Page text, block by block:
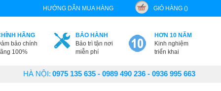
HƯỚNG DẪN MUA HÀNG GIỎ HÀNG ()
HÃNG
bảo chính
100%
BẢO HÀNH
Bảo trì tận nơi
miễn phí
HƠN 10 NĂM
Kinh nghiệm
triển khai
HÀ NỘI: 0975 135 635 - 0989 490 236 - 0936 995 663